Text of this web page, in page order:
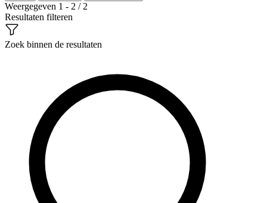
Weergegeven 1 - 2 / 2
Resultaten filteren
Zoek binnen de resultaten